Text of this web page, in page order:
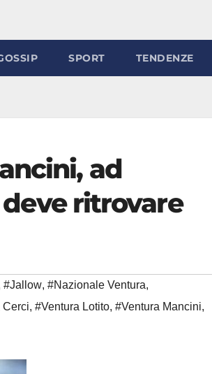
SPORT TENDENZE
ad
ritrovare
#Jallow, #Nazionale Ventura,
Cerci, #Ventura Lotito, #Ventura Mancini,